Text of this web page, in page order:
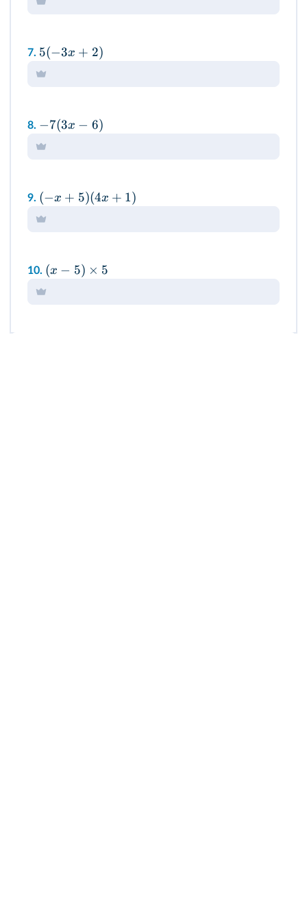
7. 5(−3x + 2)
8. −7(3x − 6)
9. (−x + 5)(4x + 1)
10. (x − 5) × 5